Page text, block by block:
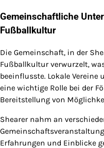
Gemeinschaftliche
Fußballkultur
Die Gemeinschaft, in der
Fußballkultur verwurzelt,
beeinflusste. Lokale
eine wichtige Rolle bei der
Bereitstellung von
Shearer nahm an
Erfahrungen und Einblicke